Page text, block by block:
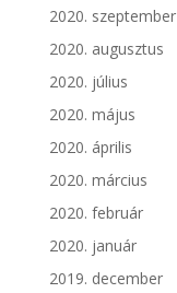
2020. szeptember
2020. augusztus
2020. július
2020. május
2020. április
2020. március
2020. február
2020. január
2019. december